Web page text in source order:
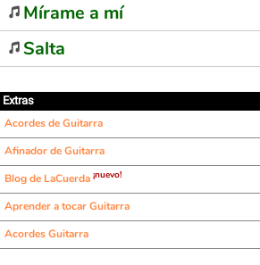
Mírame a mí
Salta
Extras
Acordes de Guitarra
Afinador de Guitarra
Blog de LaCuerda ¡nuevo!
Aprender a tocar Guitarra
Acordes Guitarra